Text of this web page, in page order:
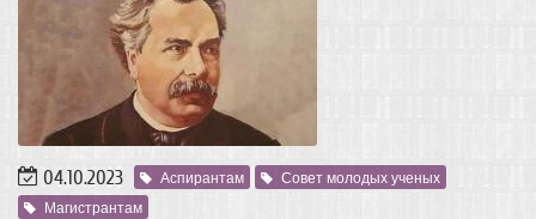
04.10.2023 Аспирантам
Совет молодых ученых
Магистрантам